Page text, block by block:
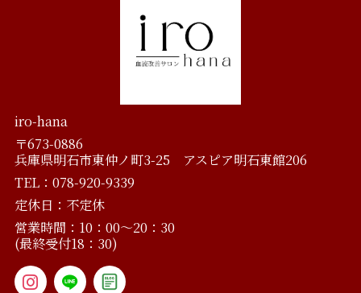
iro-hana
〒673-0886
兵庫県明石市東仲ノ町3-25 アスピア明石東館206
TEL：078-920-9339
定休日：不定休
営業時間：10：00～20：30
(最終受付18：30)